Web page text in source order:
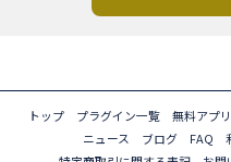
トップ プラグイン一覧 無料アプ
ニュース
ブログ FAQ